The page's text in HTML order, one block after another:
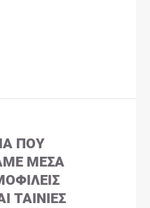
ΠΟΥ
ΜΈΣΑ
ΤΑΙΝΊΕΣ